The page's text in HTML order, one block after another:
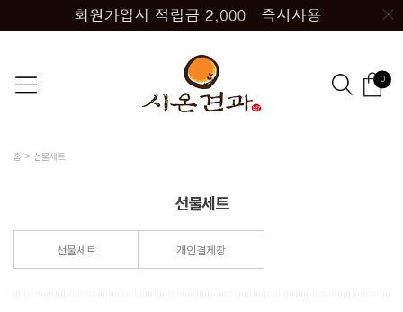
0
홈 선물세트
선물세트
선물세트 개인결제창